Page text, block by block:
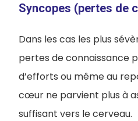
Syncopes (pertes de
Dans les cas les plus
pertes de connaissance
d’efforts ou même au
cœur ne parvient plus à
suffisant vers le cerveau.